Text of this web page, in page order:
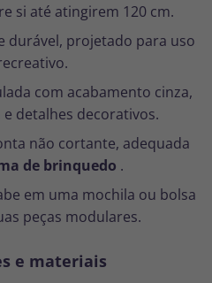
si até atingirem 120 cm.
durável, projetado para uso
com acabamento cinza,
detalhes decorativos.
não cortante, adequada
de brinquedo .
em uma mochila ou bolsa
peças modulares.
e materiais